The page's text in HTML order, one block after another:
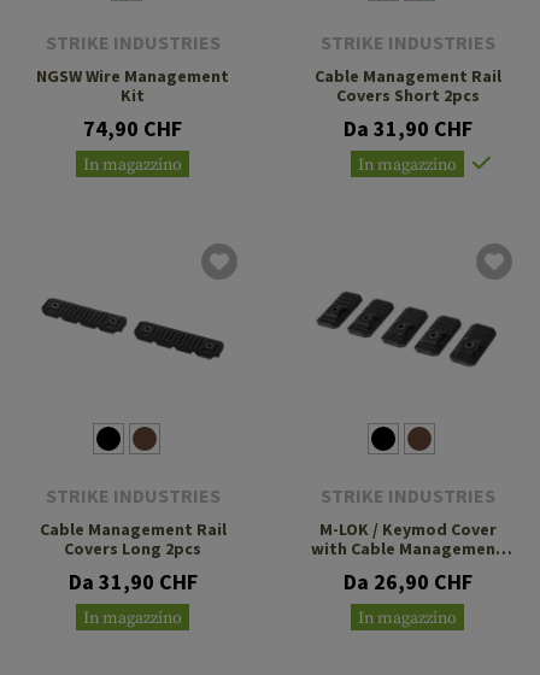
STRIKE INDUSTRIES
NGSW Wire Management
Kit
74,90 CHF
In magazzino
STRIKE INDUSTRIES
Cable Management Rail
Covers Short 2pcs
Da 31,90 CHF
In magazzino
STRIKE INDUSTRIES
Cable Management Rail
Covers Long 2pcs
Da 31,90 CHF
In magazzino
STRIKE INDUSTRIES
M-LOK / Keymod Cover
with Cable Management
Da 26,90 CHF
In magazzino